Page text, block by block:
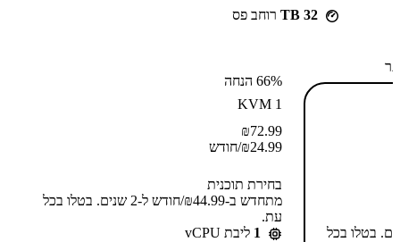
32 TB
רוחב פס
66% הנחה
KVM 1
72.99
₪
24.99
₪/חודש
בחירת תוכנית
מתחדש ב-⁦44.99⁩₪/חודש ל-2 שנים. בטלו בכל
עת.
1 ליבת vCPU
⁦55.99⁩₪/חודש ל-2 שנים. בטלו בכל